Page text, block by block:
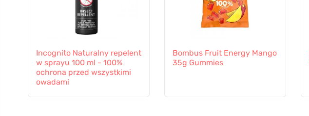
Incognito Naturalny repelent
w sprayu 100 ml - 100%
ochrona przed wszystkimi
owadami
Bombus Fruit Energy Mango
35g Gummies